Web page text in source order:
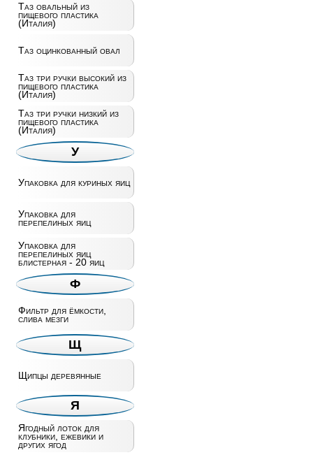
Таз овальный из
пищевого пластика
(Италия)
Таз оцинкованный овал
Таз три ручки высокий из
пищевого пластика
(Италия)
Таз три ручки низкий из
пищевого пластика
(Италия)
У
Упаковка для куриных яиц
Упаковка для
перепелиных яиц
Упаковка для
перепелиных яиц
блистерная - 20 яиц
Ф
Фильтр для ёмкости,
слива мезги
Щ
Щипцы деревянные
Я
Ягодный лоток для
клубники, ежевики и
других ягод